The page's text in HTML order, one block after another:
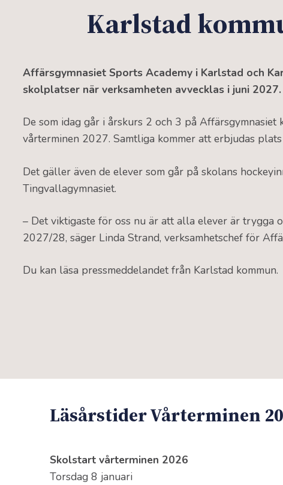
Karlstad
Affärsgymnasiet Sports Academy i Karlstad och
skolplatser när verksamheten avvecklas i juni 2027.
De som idag går i årskurs 2 och 3 på
vårterminen 2027. Samtliga kommer att erbjudas
Det gäller även de elever som går på skolans
Tingvallagymnasiet.
– Det viktigaste för oss nu är att alla elever är trygga
2027/28, säger Linda Strand, verksamhetschef för
Du kan läsa pressmeddelandet från Karlstad kommun.
Läsårstider Vårterminen
Skolstart vårterminen 2026
Torsdag 8 januari